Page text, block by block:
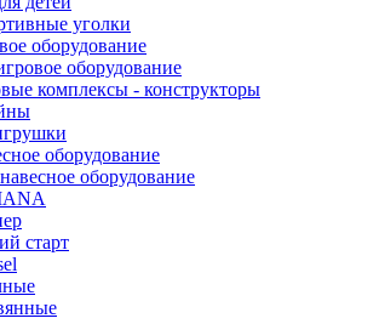
уголки
оборудование
оборудование
комплексы - конструкторы
оборудование
оборудование
старт